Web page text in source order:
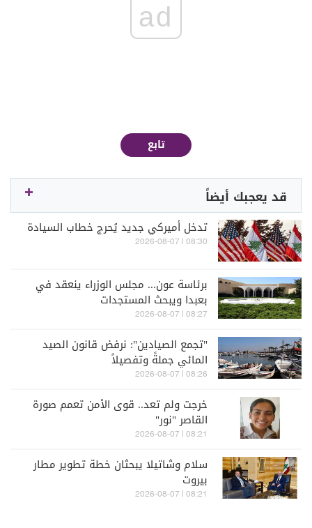
ad
تابع
قد يعجبك أيضاً
تدخل أميركي جديد يُحرج خطاب السيادة
08:30 | 2026-08-07
برئاسة عون... مجلس الوزراء ينعقد في
بعبدا ويبحث المستجدات
08:27 | 2026-08-07
"تجمع الصيادين": نرفض قانون الصيد
المائي جملةً وتفصيلاً
08:26 | 2026-08-07
خرجت ولم تعد.. قوى الأمن تعمم صورة
القاصر "نور"
08:21 | 2026-08-07
سلام وشاتيلا يبحثان خطة تطوير مطار
بيروت
08:21 | 2026-08-07